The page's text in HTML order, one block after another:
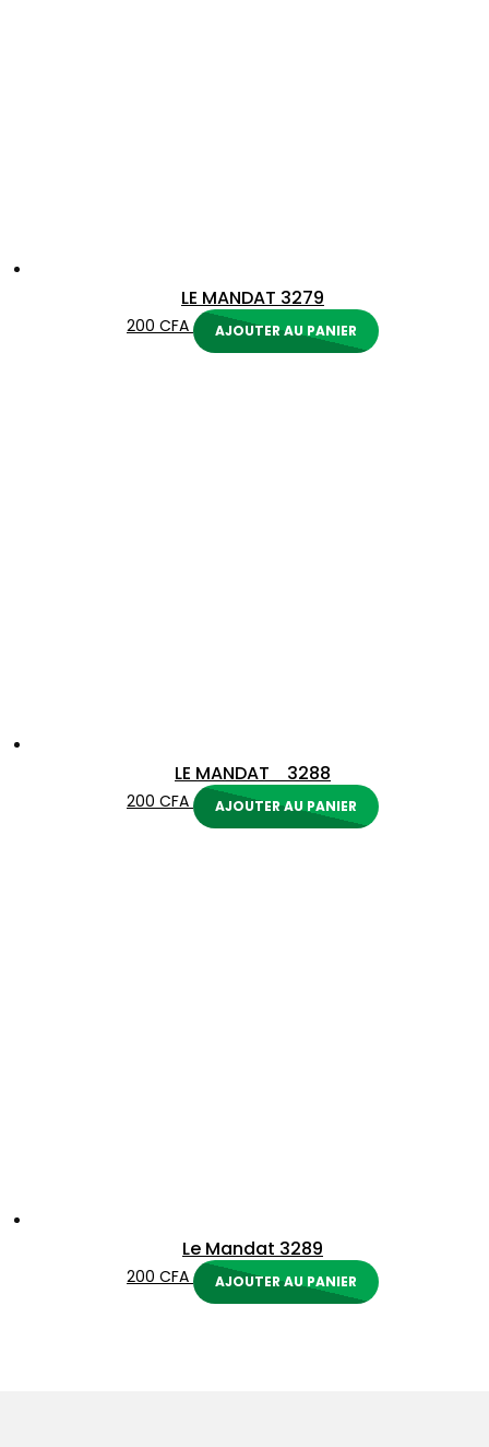
LE MANDAT 3279
200 CFA AJOUTER AU PANIER
LE MANDAT 3288
200 CFA AJOUTER AU PANIER
Le Mandat 3289
200 CFA AJOUTER AU PANIER